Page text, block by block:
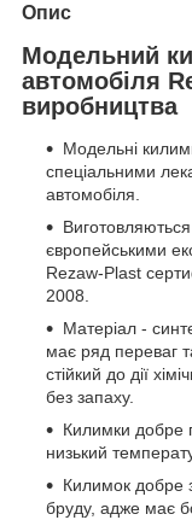
Опис
Модельний
автомобіля
виробництва
Модельні
спеціальними
автомобіля.
європейськими
Rezaw-Plast
2008.
Матеріал -
має ряд переваг
стійкий до дії
без запаху.
Килимки добре
низький
Килимок добре
бруду, адже має